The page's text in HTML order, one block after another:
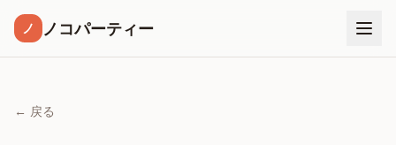
ノ ノコパーティー
← 戻る